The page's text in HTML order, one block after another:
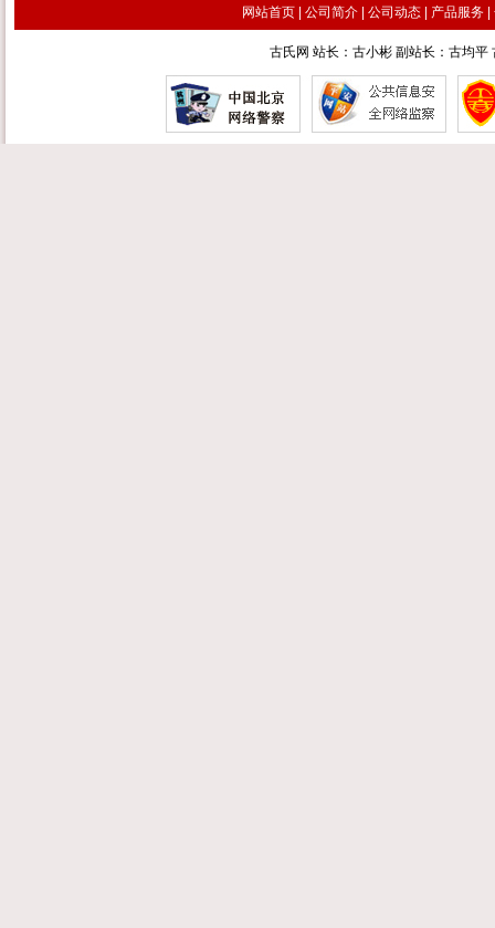
网站首页| 公司简介| 公司动态| 产品服务|
古氏网 站长：古小彬 副站长：古均